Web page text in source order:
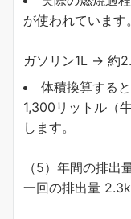
が使われています。
ガソリン1L → 約
体積換算する
1,300リットル（
します。
（5）年間の排出
一回の排出量